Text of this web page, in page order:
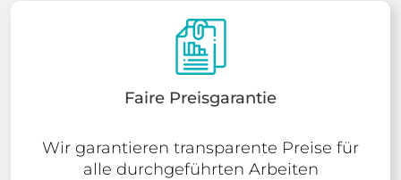
Faire Preisgarantie
Wir garantieren transparente Preise für
alle durchgeführten Arbeiten